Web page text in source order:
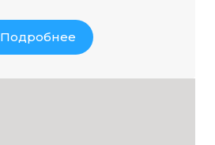
Подробнее